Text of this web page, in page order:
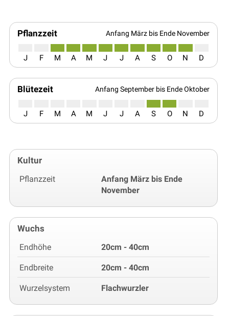
Pflanzzeit Anfang März bis Ende November
J F M A M J J A S O N D
Blütezeit Anfang September bis Ende Oktober
J F M A M J J A S O N D
Kultur
Pflanzzeit
Anfang März bis Ende
November
Wuchs
Endhöhe 20cm - 40cm
Endbreite 20cm - 40cm
Wurzelsystem Flachwurzler